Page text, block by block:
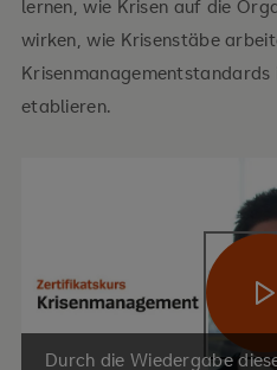
lernen, wie Krisen auf die
wirken, wie Krisen­stäbe
Krisenmanagementstandards
etablieren.
Video
Durch die Wiedergabe